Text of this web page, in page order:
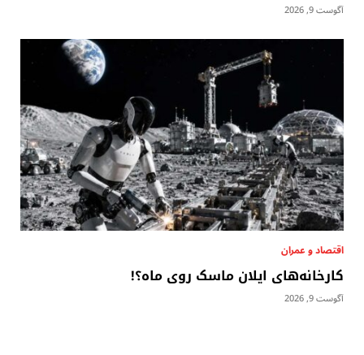
آگوست 9, 2026
اقتصاد و عمران
کارخانه‌های ایلان ماسک روی ماه؟!
آگوست 9, 2026